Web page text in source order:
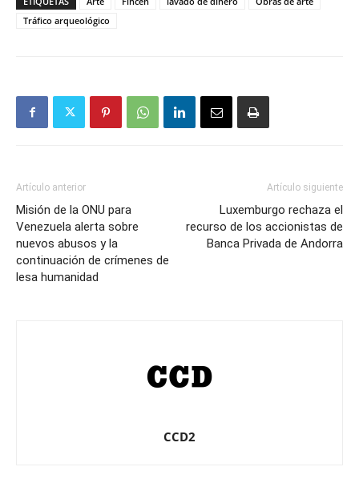
Tráfico arqueológico
Artículo anterior
Misión de la ONU para
Venezuela alerta sobre
nuevos abusos y la
continuación de crímenes de
lesa humanidad
Artículo siguiente
Luxemburgo rechaza el
recurso de los accionistas de
Banca Privada de Andorra
CCD2